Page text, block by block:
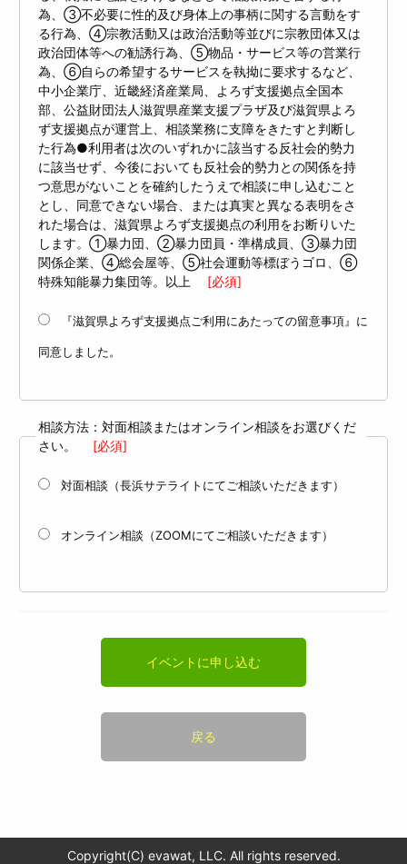
為、③不必要に性的及び身体上の事柄に関する言動をす
る行為、④宗教活動又は政治活動等並びに宗教団体又は
政治団体等への勧誘行為、⑤物品・サービス等の営業行
為、⑥自らの希望するサービスを執拗に要求するなど、
中小企業庁、近畿経済産業局、よろず支援拠点全国本
部、公益財団法人滋賀県産業支援プラザ及び滋賀県よろ
ず支援拠点が運営上、相談業務に支障をきたすと判断し
た行為●利用者は次のいずれかに該当する反社会的勢力
に該当せず、今後においても反社会的勢力との関係を持
つ意思がないことを確約したうえで相談に申し込むこと
とし、同意できない場合、または真実と異なる表明をさ
れた場合は、滋賀県よろず支援拠点の利用をお断りいた
します。①暴力団、②暴力団員・準構成員、③暴力団
関係企業、④総会屋等、⑤社会運動等標ぼうゴロ、⑥
特殊知能暴力集団等。以上
[必須]
『滋賀県よろず支援拠点ご利用にあたっての留意事項』に
同意しました。
相談方法：対面相談またはオンライン相談をお選びくだ
さい。
[必須]
対面相談（長浜サテライトにてご相談いただきます）
オンライン相談（ZOOMにてご相談いただきます）
イベントに申し込む
戻る
Copyright(C) evawat, LLC. All rights reserved.